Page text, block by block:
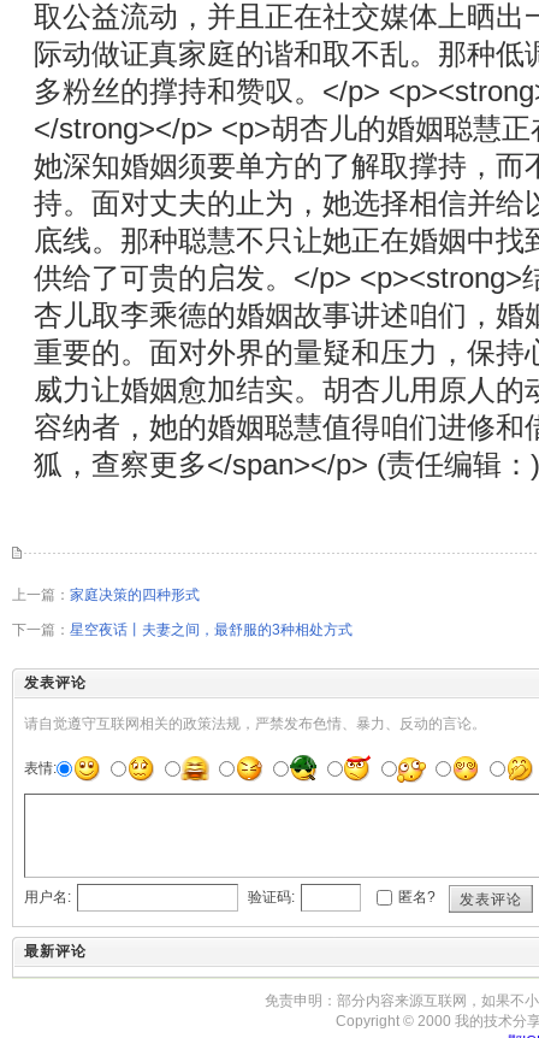
取公益流动，并且正在社交媒体上晒出
际动做证真家庭的谐和取不乱。那种低
多粉丝的撑持和赞叹。</p>
</strong></p> <p>胡杏儿的婚姻聪慧
她深知婚姻须要单方的了解取撑持，而
持。面对丈夫的止为，她选择相信并给
底线。那种聪慧不只让她正在婚姻中找
供给了可贵的启发。</p> <p><strong>
杏儿取李乘德的婚姻故事讲述咱们，婚
重要的。面对外界的量疑和压力，保持
威力让婚姻愈加结实。胡杏儿用原人的
容纳者，她的婚姻聪慧值得咱们进修和
狐，查察更多</span></p> (责任编辑：)
上一篇： 家庭决策的四种形式
下一篇： 星空夜话丨夫妻之间，最舒服的3种相处方式
发表评论
请自觉遵守互联网相关的政策法规，严禁发布色情、暴力、反动的言论。
表情:
用户名: 验证码: 匿名? 发表评论
最新评论
免责申明：部分内容来源互联网，如果不
Copyright © 2000 我的技术分